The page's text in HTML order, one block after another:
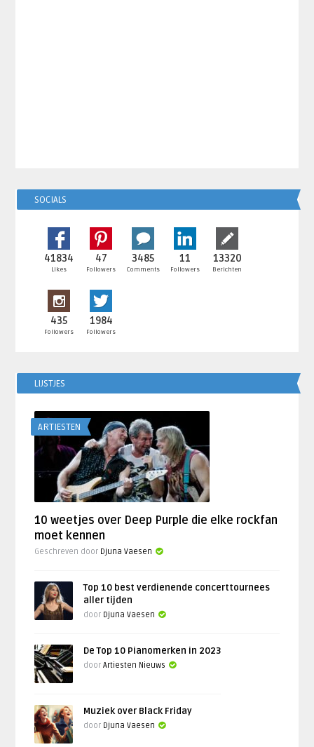
SOCIALS
41834
Likes
47
Followers
3485
Comments
11
Followers
13320
Berichten
435
Followers
1984
Followers
LIJSTJES
ARTIESTEN
10 weetjes over Deep Purple die elke rockfan
moet kennen
Geschreven door Djuna Vaesen
Top 10 best verdienende concerttournees
aller tijden
door Djuna Vaesen
De Top 10 Pianomerken in 2023
doorArtiesten Nieuws
Muziek over Black Friday
door Djuna Vaesen